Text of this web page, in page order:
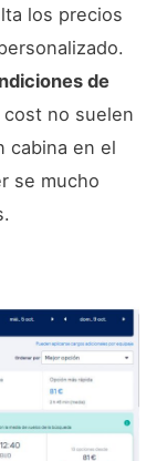
los precios
de
no suelen
cabina en el
se mucho